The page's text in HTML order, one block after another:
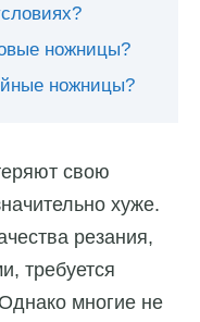
ножницы?
ножницы?
свою
хуже.
резания,
требуется
многие не